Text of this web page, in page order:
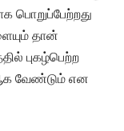
பொறுப்பேற்றது
தான்
புகழ்பெற்ற
வேண்டும் என